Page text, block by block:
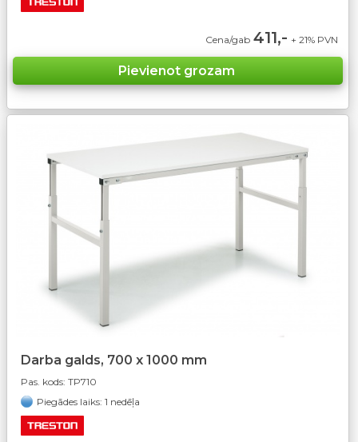
Cena/gab 411,- + 21% PVN
Darba galds, 700 x 1000 mm
Pas. kods: TP710
Piegādes laiks: 1 nedēļa